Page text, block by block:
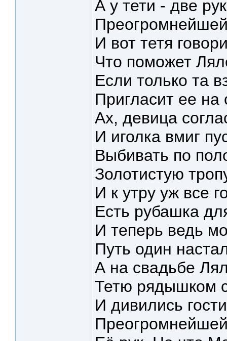
А у тети - две
И вот тетя
Что поможет
Если только та
Пригласит ее на
Ах, девица
И иголка вмиг
Выбивать по
Золотистую
И к утру уж все
Есть рубашка
И теперь ведь
Путь один
А на свадьбе
Тетю рядышком
И дивились